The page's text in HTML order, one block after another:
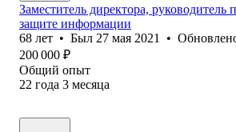
Заместитель директора, руководитель
защите информации
68 лет • Был 27 мая 2021 •
200 000 ₽
Общий опыт
22 года 3 месяца